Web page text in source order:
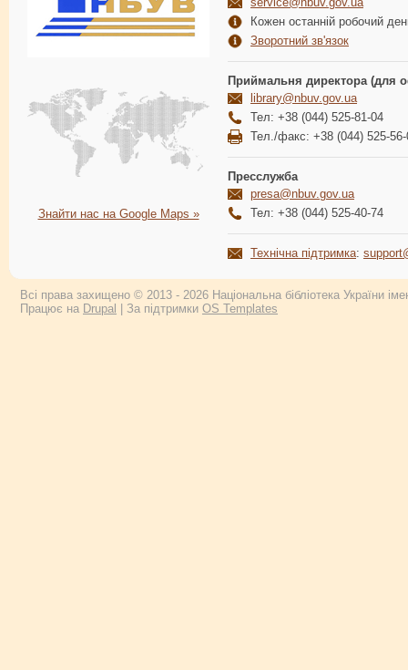
Знайти нас на Google Maps »
Кожен останній робочий
Зворотний зв'язок
Приймальня директора (для
library@nbuv.gov.ua
Тел: +38 (044) 525-81-04
Тел./факс: +38 (044) 525-56-
Пресслужба
presa@nbuv.gov.ua
Тел: +38 (044) 525-40-74
Технічна підтримка:
Всі права захищено © 2013 - 2026 Національна бібліотека України
Працює на Drupal | За підтримки OS Templates